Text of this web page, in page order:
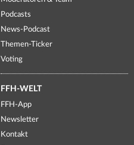
Podcasts
News-Podcast
Themen-Ticker
Voting
FFH-WELT
FFH-App
Newsletter
Kontakt